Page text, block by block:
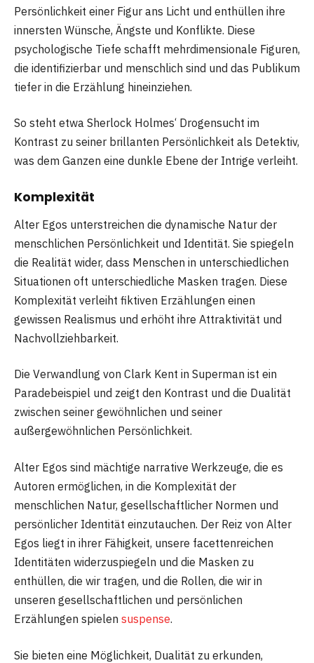
Persönlichkeit einer Figur ans Licht und enthüllen ihre
innersten Wünsche, Ängste und Konflikte. Diese
psychologische Tiefe schafft mehrdimensionale Figuren,
die identifizierbar und menschlich sind und das Publikum
tiefer in die Erzählung hineinziehen.
So steht etwa Sherlock Holmes‘ Drogensucht im
Kontrast zu seiner brillanten Persönlichkeit als Detektiv,
was dem Ganzen eine dunkle Ebene der Intrige verleiht.
Komplexität
Alter Egos unterstreichen die dynamische Natur der
menschlichen Persönlichkeit und Identität. Sie spiegeln
die Realität wider, dass Menschen in unterschiedlichen
Situationen oft unterschiedliche Masken tragen. Diese
Komplexität verleiht fiktiven Erzählungen einen
gewissen Realismus und erhöht ihre Attraktivität und
Nachvollziehbarkeit.
Die Verwandlung von Clark Kent in Superman ist ein
Paradebeispiel und zeigt den Kontrast und die Dualität
zwischen seiner gewöhnlichen und seiner
außergewöhnlichen Persönlichkeit.
Alter Egos sind mächtige narrative Werkzeuge, die es
Autoren ermöglichen, in die Komplexität der
menschlichen Natur, gesellschaftlicher Normen und
persönlicher Identität einzutauchen. Der Reiz von Alter
Egos liegt in ihrer Fähigkeit, unsere facettenreichen
Identitäten widerzuspiegeln und die Masken zu
enthüllen, die wir tragen, und die Rollen, die wir in
unseren gesellschaftlichen und persönlichen
Erzählungen spielen suspense.
Sie bieten eine Möglichkeit, Dualität zu erkunden,